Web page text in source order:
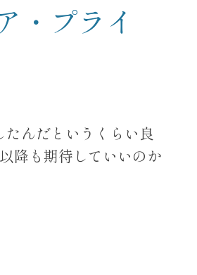
・プライ
んだというくらい良
降も期待していいのか